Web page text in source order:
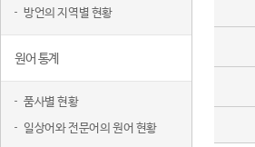
방언의 지역별 현황
원어 통계
품사별 현황
일상어와 전문어의 원어 현황